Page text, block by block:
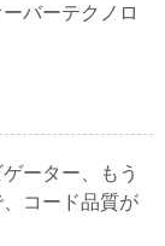
バーテクノロ
ーター、もう
コード品質が